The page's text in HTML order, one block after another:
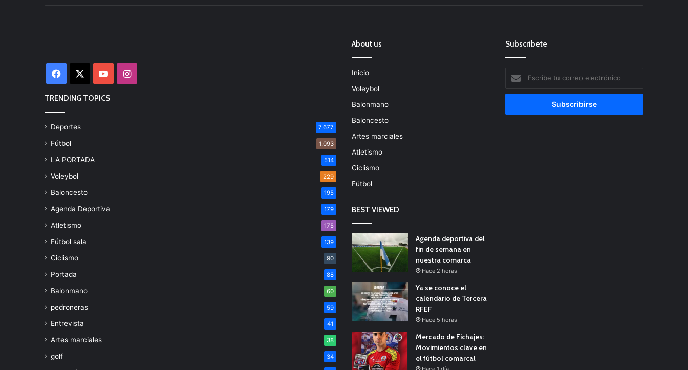
Facebook YouTubeInstagram
TRENDING TOPICS
Deportes 7.677
Fútbol 1.093
LA PORTADA 514
Voleybol 229
Baloncesto 195
Agenda Deportiva 179
Atletismo 175
Fútbol sala 139
Ciclismo 90
Portada 88
Balonmano 60
pedroneras 59
Entrevista 41
Artes marciales 38
golf 34
About us
Inicio
Voleybol
Balonmano
Baloncesto
Artes marciales
Atletismo
Ciclismo
Fútbol
BEST VIEWED
Agenda deportiva del
fin de semana en
nuestra comarca
Hace 2 horas
Ya se conoce el
calendario de Tercera
RFEF
Hace 5 horas
Mercado de Fichajes:
Movimientos clave en
el fútbol comarcal
Subscribete
Escribe
tu
correo